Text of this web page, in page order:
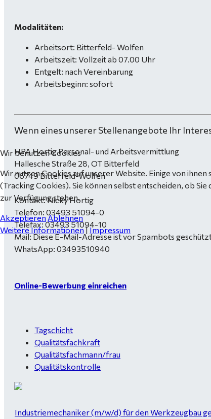
Modalitäten:
Arbeitsort: Bitterfeld- Wolfen
Arbeitszeit: Vollzeit ab 07.00 Uhr
Entgelt: nach Vereinbarung
Arbeitsbeginn: sofort
Wenn eines unserer Stellenangebote Ihr
HPA Hortig Personal- und Arbeitsvermittlung
Hallesche Straße 28, OT Bitterfeld
06749 Bitterfeld-Wolfen
Kontakt: Nicky Hortig
Telefon: 03493 51094-0
Telefax: 03493 51094-10
Mail:Diese E-Mail-Adresse ist vor Spambots
WhatsApp: 03493510940
Online-Bewerbung einreichen
Tagschicht
Qualitätsfachkraft
Qualitätsfachmann/frau
Qualitätskontrolle
Industriemechaniker (m/w/d) für den Werkzeugbau
Wir benutzen Cookies
Wir nutzen Cookies auf unserer Website. Einige von
(Tracking Cookies). Sie können selbst entscheiden, ob
zur Verfügung stehen.
Akzeptieren Ablehnen
Weitere Informationen|Impressum